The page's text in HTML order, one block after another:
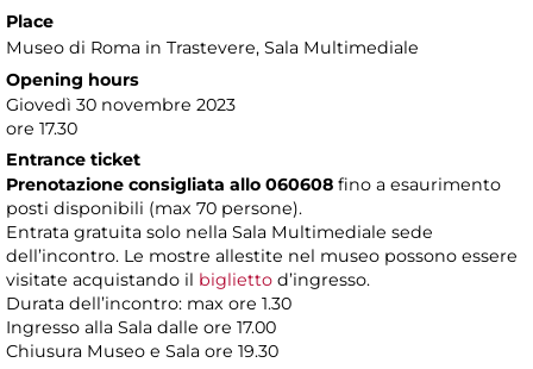
Place
Museo di Roma in Trastevere, Sala Multimediale
Opening hours
Giovedì 30 novembre 2023
ore 17.30
Entrance ticket
Prenotazione consigliata allo 060608 fino a esaurimento
posti disponibili (max 70 persone).
Entrata gratuita solo nella Sala Multimediale sede
dell’incontro. Le mostre allestite nel museo possono essere
visitate acquistando il biglietto d’ingresso.
Durata dell’incontro: max ore 1.30
Ingresso alla Sala dalle ore 17.00
Chiusura Museo e Sala ore 19.30